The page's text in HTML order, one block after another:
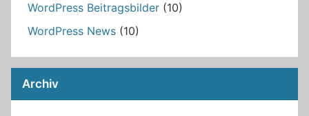
WordPress Beitragsbilder (10)
WordPress News (10)
Archiv